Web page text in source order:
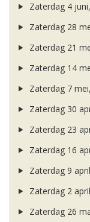
Zaterdag 4
Zaterdag 28
Zaterdag 21
Zaterdag 14
Zaterdag 7
Zaterdag 30
Zaterdag 23
Zaterdag 16
Zaterdag 9
Zaterdag 2
Zaterdag 26